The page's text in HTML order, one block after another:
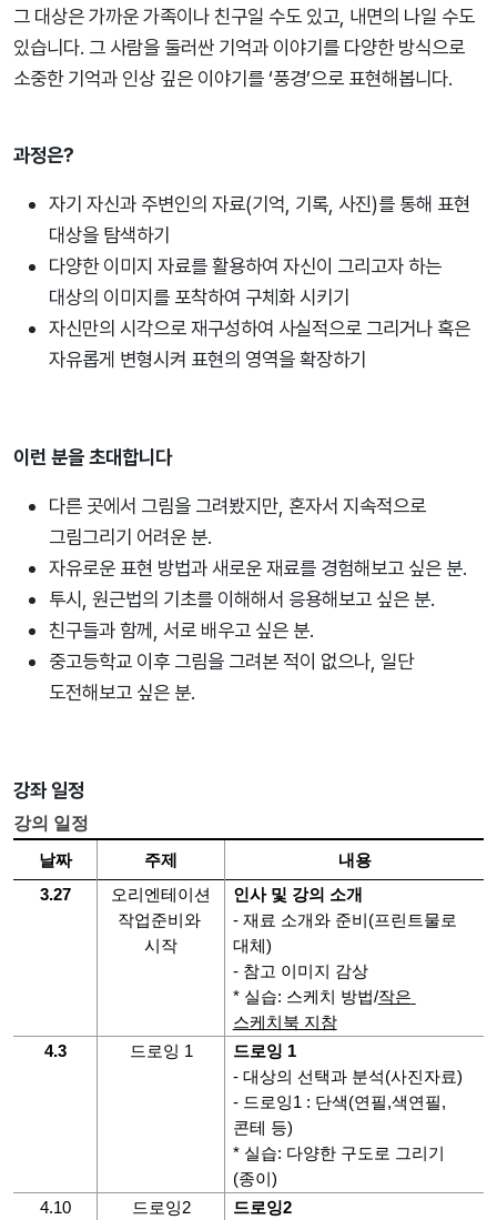
그 대상은 가까운 가족이나 친구일 수도 있고, 내면의 나일 수도
있습니다. 그 사람을 둘러싼 기억과 이야기를 다양한 방식으로
소중한 기억과 인상 깊은 이야기를 ‘풍경’으로 표현해봅니다.
과정은?
자기 자신과 주변인의 자료(기억, 기록, 사진)를 통해 표현
대상을 탐색하기
다양한 이미지 자료를 활용하여 자신이 그리고자 하는
대상의 이미지를 포착하여 구체화 시키기
자신만의 시각으로 재구성하여 사실적으로 그리거나 혹은
자유롭게 변형시켜 표현의 영역을 확장하기
이런 분을 초대합니다
다른 곳에서 그림을 그려봤지만, 혼자서 지속적으로
그림그리기 어려운 분.
자유로운 표현 방법과 새로운 재료를 경험해보고 싶은 분.
투시, 원근법의 기초를 이해해서 응용해보고 싶은 분.
친구들과 함께, 서로 배우고 싶은 분.
중고등학교 이후 그림을 그려본 적이 없으나, 일단
도전해보고 싶은 분.
강좌 일정
강의 일정
날짜 주제
내용
3.27
오리엔테이션
작업준비와
시작
인사 및 강의 소개
- 재료 소개와 준비(프린트물로
대체)
- 참고 이미지 감상
* 실습: 스케치 방법/작은
스케치북 지참
4.3
드로잉 1
드로잉 1
- 대상의 선택과 분석(사진자료)
- 드로잉1 : 단색(연필,색연필,
콘테 등)
* 실습: 다양한 구도로 그리기
(종이)
4.10
드로잉2
드로잉2